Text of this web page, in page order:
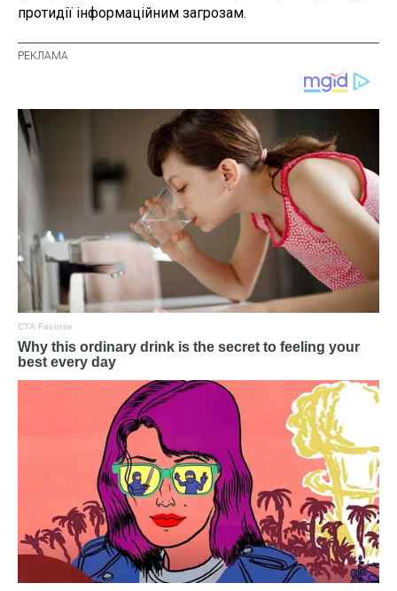
протидії інформаційним загрозам.